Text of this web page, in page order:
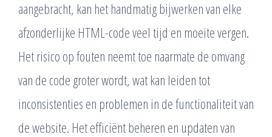
aangebracht, kan het handmatig bijwerken van elke
afzonderlijke HTML-code veel tijd en moeite vergen.
Het risico op fouten neemt toe naarmate de omvang
van de code groter wordt, wat kan leiden tot
inconsistenties en problemen in de functionaliteit van
de website. Het efficiënt beheren en updaten van